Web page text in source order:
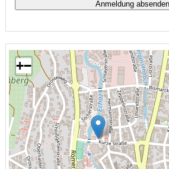
+−